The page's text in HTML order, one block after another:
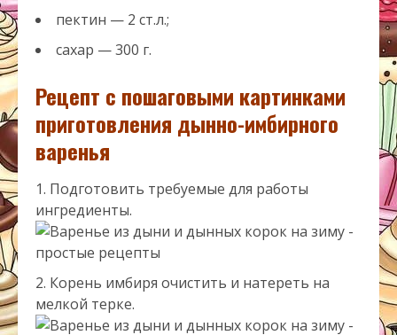
пектин — 2 ст.л.;
сахар — 300 г.
Рецепт с пошаговыми картинками
приготовления дынно-имбирного
варенья
Подготовить требуемые для работы
ингредиенты.
Корень имбиря очистить и натереть на
мелкой терке.